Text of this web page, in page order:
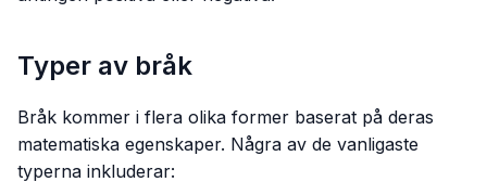
Typer av bråk
Bråk kommer i flera olika former baserat på deras
matematiska egenskaper. Några av de vanligaste
typerna inkluderar: